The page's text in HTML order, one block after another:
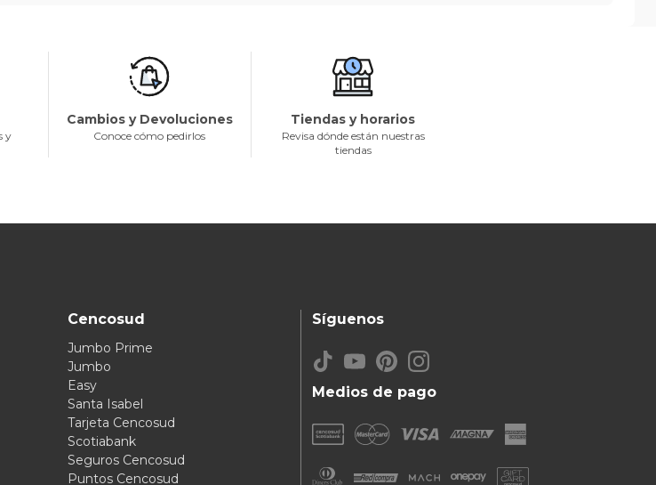
y
Cambios y Devoluciones
Conoce cómo pedirlos
Tiendas y horarios
Revisa dónde están nuestras
tiendas
Cencosud
Jumbo Prime
Jumbo
Easy
Santa Isabel
Tarjeta Cencosud
Scotiabank
Seguros Cencosud
Puntos Cencosud
Medios de pago
Síguenos